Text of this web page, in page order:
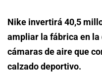
Nike invertirá 40,5
ampliar la fábrica en la
cámaras de aire que
calzado deportivo.